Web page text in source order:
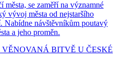
se zaměří na významné
vývoj města od nejstaršího
Nabídne návštěvníkům poutavý
a jeho proměn.